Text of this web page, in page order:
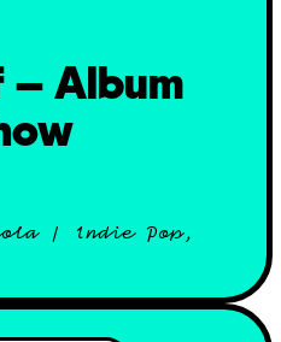
– Album
| Indie Pop,